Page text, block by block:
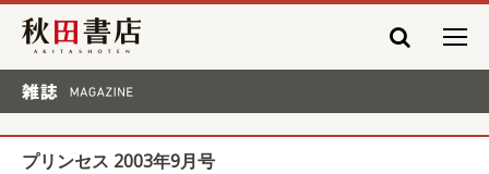
秋田書店
プリンセス 2003年9月号